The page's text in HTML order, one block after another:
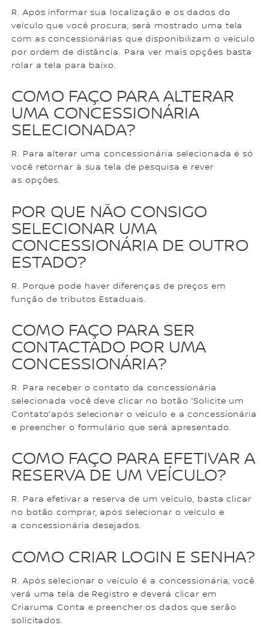
R. Após informar sua localização e os dados do
veículo que você procura, será mostrado uma tela
com as concessionárias que disponibilizam o veículo
por ordem de distância. Para ver mais opções basta
rolar a tela para baixo.
COMO FAÇO PARA ALTERAR
UMA CONCESSIONÁRIA
SELECIONADA?
R. Para alterar uma concessionária selecionada é só
você retornar à sua tela de pesquisa e rever
as opções.
POR QUE NÃO CONSIGO
SELECIONAR UMA
CONCESSIONÁRIA DE OUTRO
ESTADO?
R. Porque pode haver diferenças de preços em
função de tributos Estaduais.
COMO FAÇO PARA SER
CONTACTADO POR UMA
CONCESSIONÁRIA?
R. Para receber o contato da concessionária
selecionada você deve clicar no botão “Solicite um
Contato”após selecionar o veículo e a concessionária
e preencher o formulário que será apresentado.
COMO FAÇO PARA EFETIVAR A
RESERVA DE UM VEÍCULO?
R. Para efetivar a reserva de um veículo, basta clicar
no botão comprar, após selecionar o veículo e
a concessionária desejados.
COMO CRIAR LOGIN E SENHA?
R. Após selecionar o veículo é a concessionária, você
verá uma tela de Registro e deverá clicar em
Criaruma Conta e preencher os dados que serão
solicitados.